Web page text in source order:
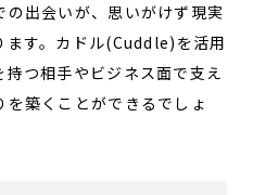
の出会いが、思いがけず現実
ます。カドル(Cuddle)を活用
つ相手やビジネス面で支え
築くことができるでしょ